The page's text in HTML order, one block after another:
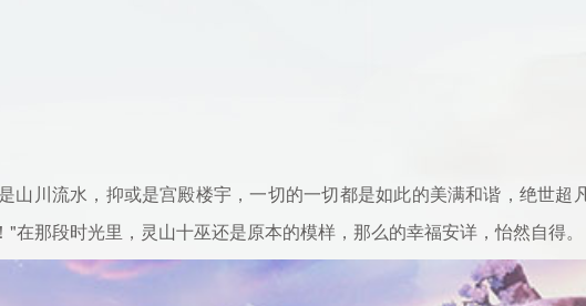
川流水，抑或是宫殿楼宇，一切的一切都是如此的美满和谐，绝世超
那段时光里，灵山十巫还是原本的模样，那么的幸福安详，怡然自得。